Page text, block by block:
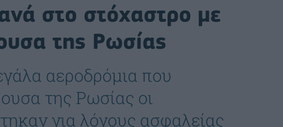
στο στόχαστρο με
της Ρωσίας
αεροδρόμια που
της Ρωσίας οι
για λόγους ασφαλείας